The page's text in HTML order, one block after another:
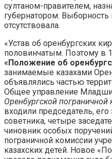
султаном-правителем,
губернатором.
отсутствовала.
«Устав об оренбургских
половинчатым. Поэтому в
«Положение об
занимаемые казахами
объявлялись частью
Общее управление
Оренбургской пограничной
входили председатель,
советника, четыре
чиновник особых
пограничной комиссии
казахских детей. Новое